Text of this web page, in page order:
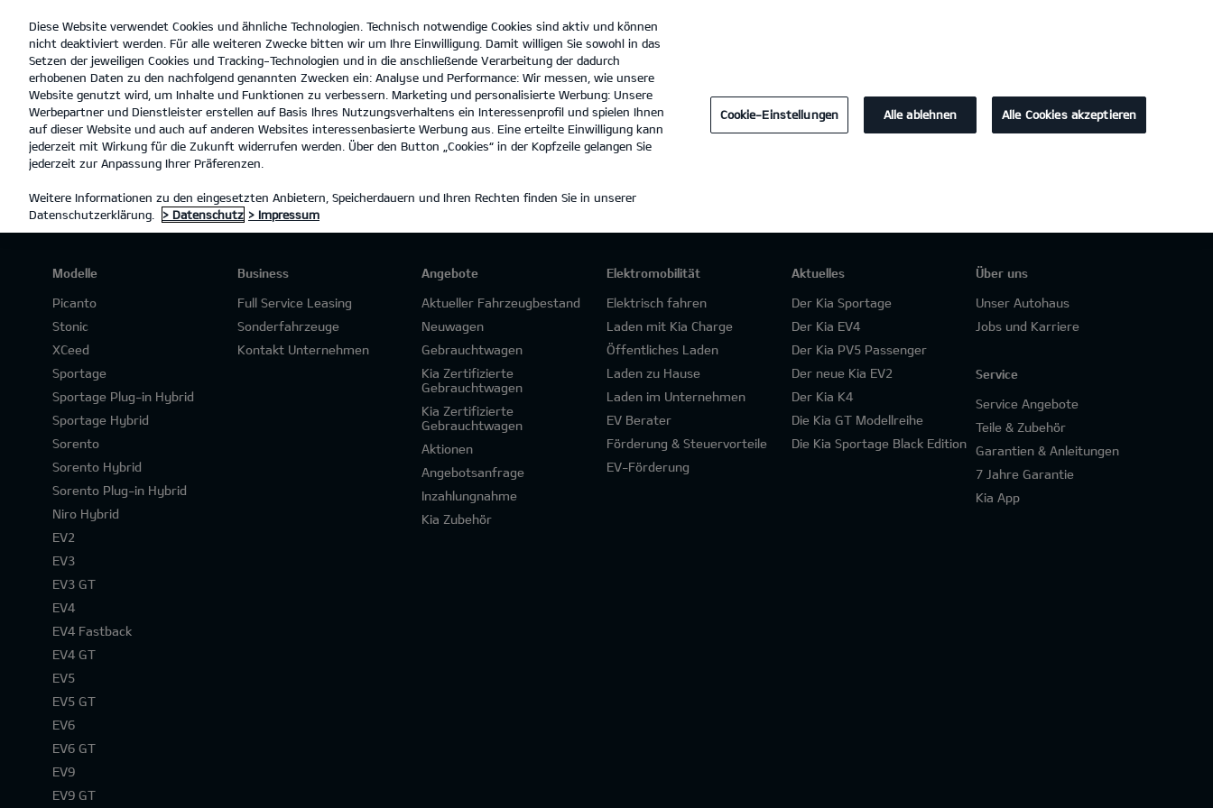
open
menu
Automobile R.Günther GmbH Tel. :
ANGEBOTSANFRAGE
Modelle
Picanto
Stonic
XCeed
Sportage
Sportage Plug-in Hybrid
Sportage Hybrid
Sorento
Sorento Hybrid
Sorento Plug-in Hybrid
Niro Hybrid
EV2
EV3
EV3 GT
EV4
EV4 Fastback
EV4 GT
EV5
EV5 GT
EV6
EV6 GT
EV9
EV9 GT
Business
Full Service Leasing
Sonderfahrzeuge
Kontakt Unternehmen
Angebote
Aktueller Fahrzeugbestand
Neuwagen
Gebrauchtwagen
Kia Zertifizierte
Gebrauchtwagen
Kia Zertifizierte
Gebrauchtwagen
Aktionen
Angebotsanfrage
Inzahlungnahme
Kia Zubehör
Elektromobilität
Elektrisch fahren
Laden mit Kia Charge
Öffentliches Laden
Laden zu Hause
Laden im Unternehmen
EV Berater
Förderung & Steuervorteile
EV-Förderung
Aktuelles
Der Kia Sportage
Der Kia EV4
Der Kia PV5 Passenger
Der neue Kia EV2
Der Kia K4
Die Kia GT Modellreihe
Die Kia Sportage Black Edition
Über uns
Unser Autohaus
Jobs und Karriere
Service
Service Angebote
Teile & Zubehör
Garantien & Anleitungen
7 Jahre Garantie
Kia App
Diese Website verwendet Cookies und ähnliche Technologien. Technisch notwendige Cookies sind aktiv und können
nicht deaktiviert werden. Für alle weiteren Zwecke bitten wir um Ihre Einwilligung. Damit willigen Sie sowohl in das
Setzen der jeweiligen Cookies und Tracking-Technologien und in die anschließende Verarbeitung der dadurch
erhobenen Daten zu den nachfolgend genannten Zwecken ein: Analyse und Performance: Wir messen, wie unsere
Website genutzt wird, um Inhalte und Funktionen zu verbessern. Marketing und personalisierte Werbung: Unsere
Werbepartner und Dienstleister erstellen auf Basis Ihres Nutzungsverhaltens ein Interessenprofil und spielen Ihnen
auf dieser Website und auch auf anderen Websites interessenbasierte Werbung aus. Eine erteilte Einwilligung kann
jederzeit mit Wirkung für die Zukunft widerrufen werden. Über den Button „Cookies“ in der Kopfzeile gelangen Sie
jederzeit zur Anpassung Ihrer Präferenzen.
Weitere Informationen zu den eingesetzten Anbietern, Speicherdauern und Ihren Rechten finden Sie in unserer
Datenschutzerklärung.
> Datenschutz > Impressum
Cookie-Einstellungen Alle ablehnen Alle Cookies akzeptieren